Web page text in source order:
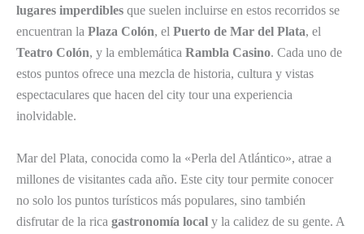
lugares imperdibles que suelen incluirse en estos recorridos se
encuentran la Plaza Colón, el Puerto de Mar del Plata, el
Teatro Colón, y la emblemática Rambla Casino. Cada uno de
estos puntos ofrece una mezcla de historia, cultura y vistas
espectaculares que hacen del city tour una experiencia
inolvidable.
Mar del Plata, conocida como la «Perla del Atlántico», atrae a
millones de visitantes cada año. Este city tour permite conocer
no solo los puntos turísticos más populares, sino también
disfrutar de la rica gastronomía local y la calidez de su gente. A